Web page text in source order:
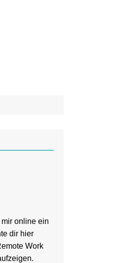
online ein
dir hier
Work